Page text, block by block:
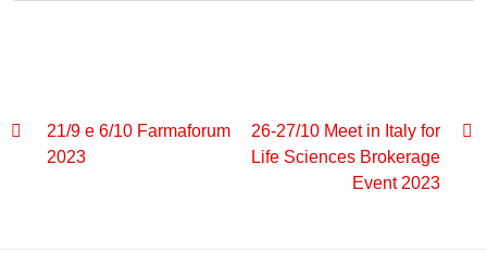
21/9 e 6/10 Farmaforum
2023
26-27/10 Meet in Italy for
Life Sciences Brokerage
Event 2023